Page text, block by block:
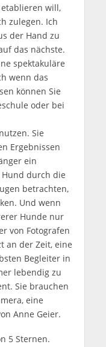
will,
zulegen. Ich
der Hand zu
das nächste.
spektakuläre
wenn das
können Sie
oder bei
Sie
Ergebnissen
ein
durch die
betrachten,
Und wenn
Hunde nur
von Fotografen
an der Zeit, eine
Begleiter in
lebendig zu
Sie brauchen
eine
Anne Geier.
5 Sternen.